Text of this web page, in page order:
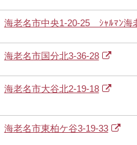
海老名市中央1-20-25 ｼｬﾙﾏﾝ海
海老名市国分北3-36-28
海老名市大谷北2-19-18
海老名市東柏ケ谷3-19-33